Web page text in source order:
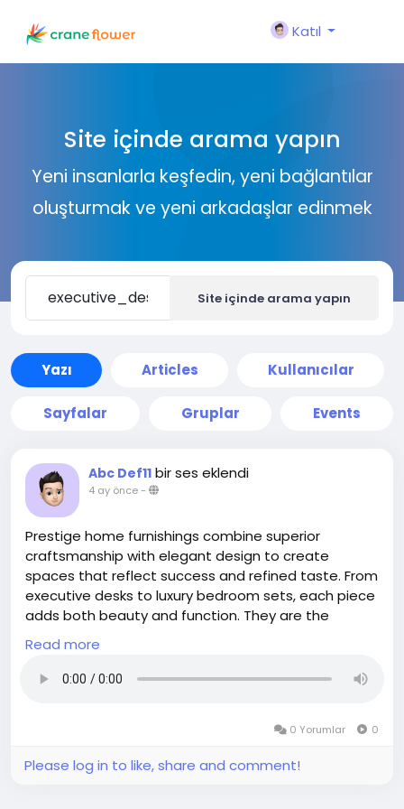
Katıl
Site içinde arama yapın
Yeni insanlarla keşfedin, yeni bağlantılar
oluşturmak ve yeni arkadaşlar edinmek
Site içinde arama yapın
Yazı Articles Kullanıcılar
Sayfalar Gruplar Events
Abc Def11 bir ses eklendi
4 ay önce-
Prestige home furnishings combine superior
craftsmanship with elegant design to create
spaces that reflect success and refined taste. From
executive desks to luxury bedroom sets, each piece
adds both beauty and function. They are the
perfect choice for homeowners who prioritize
quality and sophistication.
https://www.opulancia.com/
Read more
0 Yorumlar 0
Please log in to like, share and comment!